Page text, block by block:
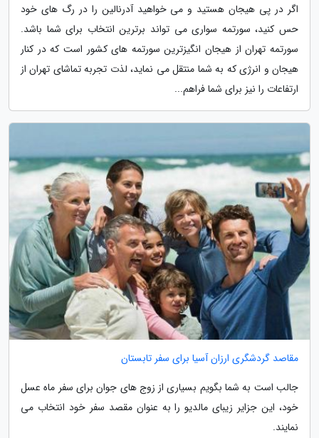
اگر در پی هیجان هستید و می خواهید آدرنالین را در رگ های خود
حس کنید، سورتمه سواری می تواند برترین انتخاب برای شما باشد.
سورتمه تهران از هیجان انگیزترین سورتمه های کشور است که در کنار
هیجان و انرژی که به شما منتقل می نماید، لذت تجربه تماشای تهران از
ارتفاعات را نیز برای شما فراهم...
مقاصد گردشگری ارزان آسیا برای سفر تابستان
جالب است به شما بگویم بسیاری از زوج های جوان برای سفر ماه عسل
خود، این جزایر زیبای مالدیو را به عنوان مقصد سفر خود انتخاب می
نمایند.